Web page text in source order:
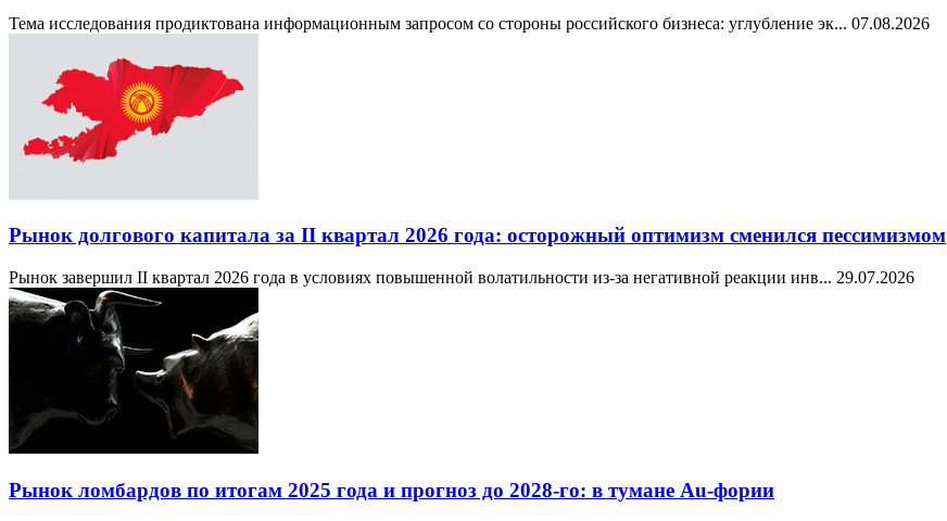
Тема исследования продиктована информационным запросом со стороны российского бизнеса: углубление эк... 07.08.2026
Рынок долгового капитала за II квартал 2026 года: осторожный оптимизм сменился пессимизмом
Рынок завершил II квартал 2026 года в условиях повышенной волатильности из-за негативной реакции инв... 29.07.2026
Рынок ломбардов по итогам 2025 года и прогноз до 2028-го: в тумане Au-фории